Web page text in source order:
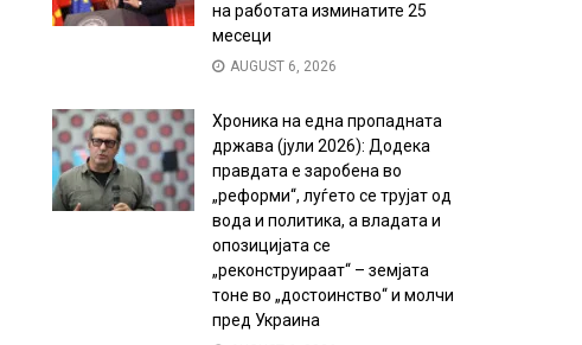
на работата изминатите 25
месеци
AUGUST 6, 2026
Хроника на една пропадната
држава (јули 2026): Додека
правдата е заробена во
„реформи“, луѓето се трујат од
вода и политика, а владата и
опозицијата се
„реконструираат“ – земјата
тоне во „достоинство“ и молчи
пред Украина